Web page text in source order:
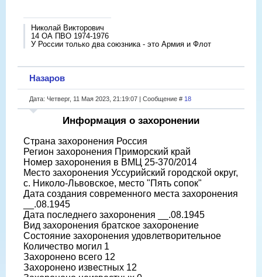
Николай Викторович
14 ОА ПВО 1974-1976
У России только два союзника - это Армия и Флот
Назаров
Дата: Четверг, 11 Мая 2023, 21:19:07 | Сообщение # 18
Информация о захоронении
Страна захоронения Россия
Регион захоронения Приморский край
Номер захоронения в ВМЦ 25-370/2014
Место захоронения Уссурийский городской округ,
с. Николо-Львовское, место "Пять сопок"
Дата создания современного места захоронения
__.08.1945
Дата последнего захоронения __.08.1945
Вид захоронения братское захоронение
Состояние захоронения удовлетворительное
Количество могил 1
Захоронено всего 12
Захоронено известных 12